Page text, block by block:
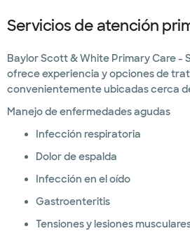
Servicios de atención
Baylor Scott & White Primary Care -
ofrece experiencia y opciones de
convenientemente ubicadas cerca
Manejo de enfermedades agudas
Infección respiratoria
Dolor de espalda
Infección en el oído
Gastroenteritis
Tensiones y lesiones